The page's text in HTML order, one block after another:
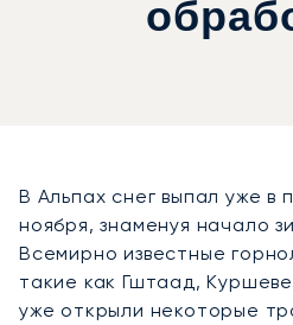
В Альпах снег выпал уже в
ноября, знаменуя начало
Всемирно известные
такие как Гштаад,
уже открыли некоторые